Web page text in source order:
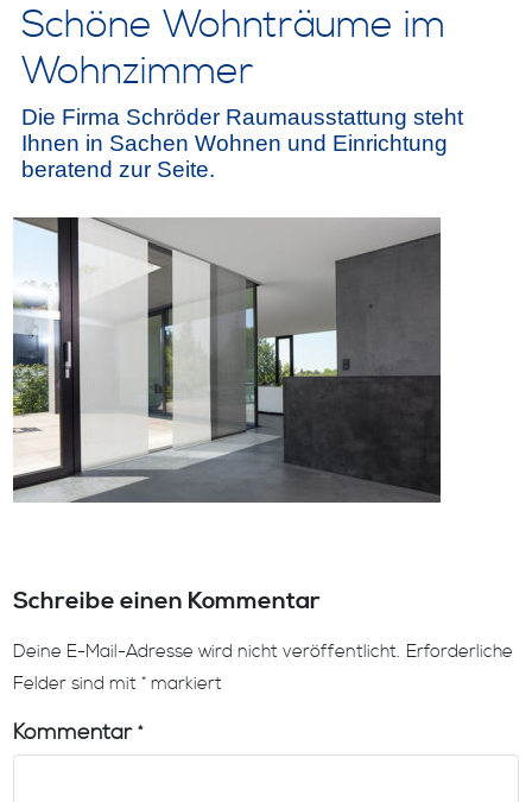
Schöne Wohnträume im
Wohnzimmer
Die Firma Schröder Raumausstattung steht
Ihnen in Sachen Wohnen und Einrichtung
beratend zur Seite.
Schreibe einen Kommentar
Deine E-Mail-Adresse wird nicht veröffentlicht. Erforderliche
Felder sind mit* markiert
Kommentar*